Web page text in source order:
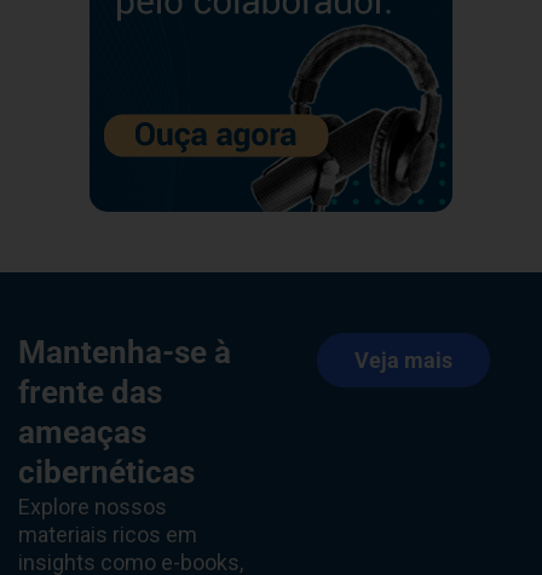
Mantenha-se à
frente das
ameaças
cibernéticas
Explore nossos
materiais ricos em
insights como e-books,
Veja mais